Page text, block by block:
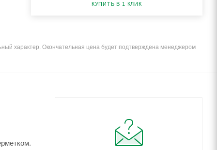
КУПИТЬ В 1 КЛИК
характер. Окончательная цена будет подтверждена менеджером